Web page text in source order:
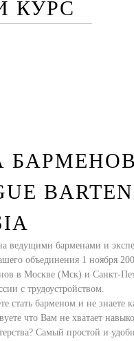
КУРС
ведущими барменами и
объединения 1 ноября
в Москве (Мск) и Санкт-
с трудоустройством.
стать барменом и не знаете
что Вам не хватает
Самый простой и